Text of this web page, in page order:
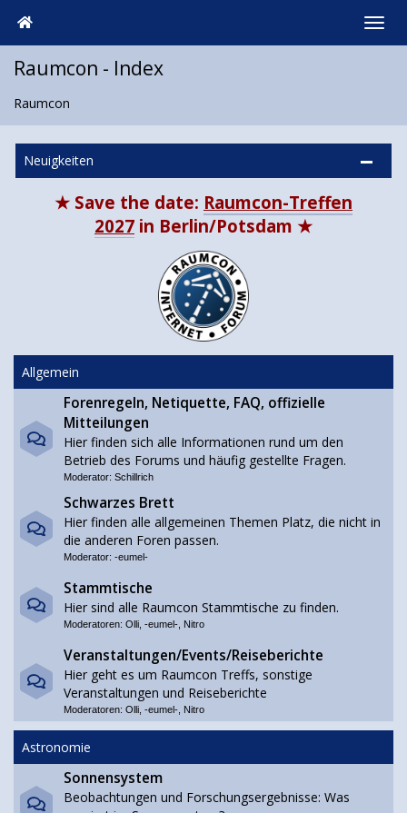
Raumcon - Index
Raumcon
Neuigkeiten
★ Save the date: Raumcon-Treffen
2027 in Berlin/Potsdam ★
Allgemein
Forenregeln, Netiquette, FAQ, offizielle
Mitteilungen
Hier finden sich alle Informationen rund um den
Betrieb des Forums und häufig gestellte Fragen.
Moderator: Schillrich
Schwarzes Brett
Hier finden alle allgemeinen Themen Platz, die nicht in
die anderen Foren passen.
Moderator: -eumel-
Stammtische
Hier sind alle Raumcon Stammtische zu finden.
Moderatoren: Olli -eumel- Nitro
Veranstaltungen/Events/Reiseberichte
Hier geht es um Raumcon Treffs, sonstige
Veranstaltungen und Reiseberichte
Moderatoren: Olli -eumel- Nitro
Astronomie
Sonnensystem
Beobachtungen und Forschungsergebnisse: Was